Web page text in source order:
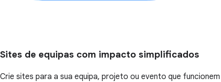
Sites de equipas com impacto simplificados
Crie sites para a sua equipa, projeto ou evento que